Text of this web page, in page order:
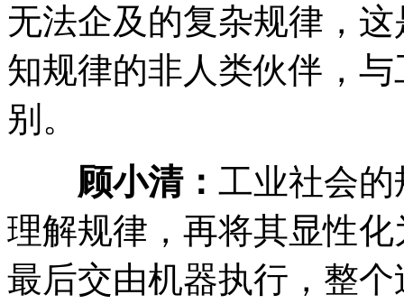
无法企及的复杂规律，
知规律的非人类伙伴，
别。
顾小清： 工业社会
理解规律，再将其显性
最后交由机器执行，整